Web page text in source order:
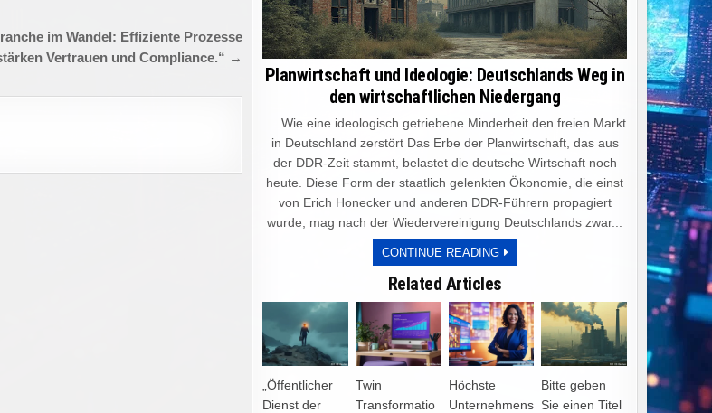
im Wandel: Effiziente Prozesse
Vertrauen und Compliance.“ →
Planwirtschaft und Ideologie: Deutschlands Weg in
den wirtschaftlichen Niedergang
Wie eine ideologisch getriebene Minderheit den freien Markt
in Deutschland zerstört Das Erbe der Planwirtschaft, das aus
der DDR-Zeit stammt, belastet die deutsche Wirtschaft noch
heute. Diese Form der staatlich gelenkten Ökonomie, die einst
von Erich Honecker und anderen DDR-Führern propagiert
wurde, mag nach der Wiedervereinigung Deutschlands zwar...
CONTINUE READINGPLANWIRTSCHAFT
UND
DEUTSCHLANDS
IN
DEN
WIRTSCHAFTLICHEN
NIEDERGANG
Related Articles
„Öffentlicher
Dienst der
Twin
Transformatio
Höchste
Unternehmens
Bitte geben
Sie einen Titel